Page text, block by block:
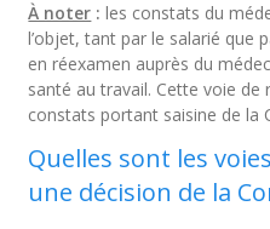
À noter : les constats du
l’objet, tant par le salarié que
en réexamen auprès du
santé au travail. Cette voie de
constats portant saisine de la
Quelles sont les
une décision de la